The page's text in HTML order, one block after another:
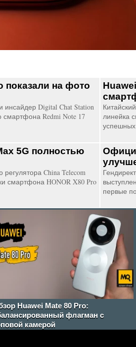
показали на фото
инсайдер Digital Chat Station
Redmi Note 17
линейка
5G полностью
China Telecom
смартфона HONOR X80 Pro
первые
Huawei Mate 80 Pro:
флагман с
камерой